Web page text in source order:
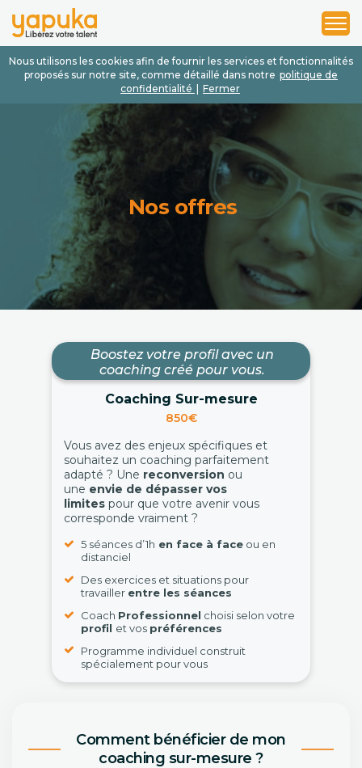
Nous utilisons les cookies afin de fournir les services et fonctionnalités
proposés sur notre site, comme détaillé dans notre politique de
confidentialité
Fermer
1
2
3
Nos offres
Boostez votre profil avec un
coaching créé pour vous.
Coaching Sur-mesure
850€
Vous avez des enjeux spécifiques et
souhaitez un coaching parfaitement
adapté ? Une reconversion ou
une envie de dépasser vos
limites pour que votre avenir vous
corresponde vraiment ?
5 séances d’1h en face à face ou en
distanciel
Des exercices et situations pour
travailler entre les séances
Coach Professionnel choisi selon votre
profil et vos préférences
Programme individuel construit
spécialement pour vous
Comment bénéficier de mon
coaching sur-mesure ?